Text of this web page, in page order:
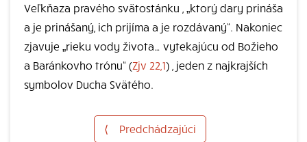
Veľkňaza pravého svätostánku , „ktorý dary prináša
a je prinášaný, ich prijíma a je rozdávaný“. Nakoniec
zjavuje „rieku vody života… vytekajúcu od Božieho
a Baránkovho trónu“ (Zjv 22,1) , jeden z najkrajších
symbolov Ducha Svätého.
⟨ Predchádzajúci